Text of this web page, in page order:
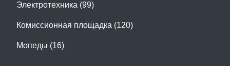
Электротехника (99)
Комиссионная площадка (120)
Мопеды (16)